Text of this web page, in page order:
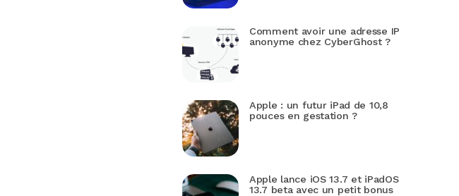
Comment avoir une adresse IP
anonyme chez CyberGhost ?
Apple : un futur iPad de 10,8
pouces en gestation ?
Apple lance iOS 13.7 et iPadOS
13.7 beta avec un petit bonus